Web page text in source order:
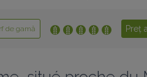
de gamă Preț